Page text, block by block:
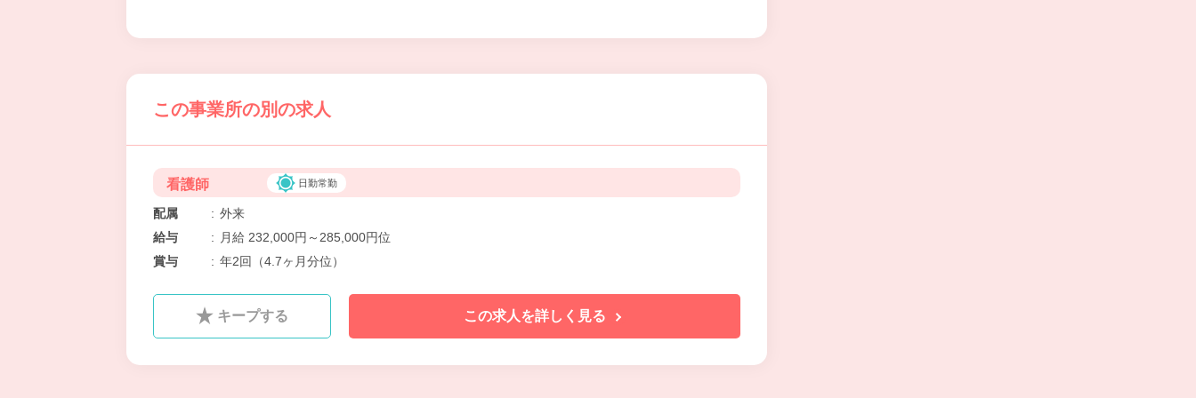
この事業所の別の求人
看護師 日勤常勤
配属 : 外来
給与
:
月給 232,000円～285,000円位
賞与
: 年2回（4.7ヶ月分位）
キープする この求人を詳しく見る